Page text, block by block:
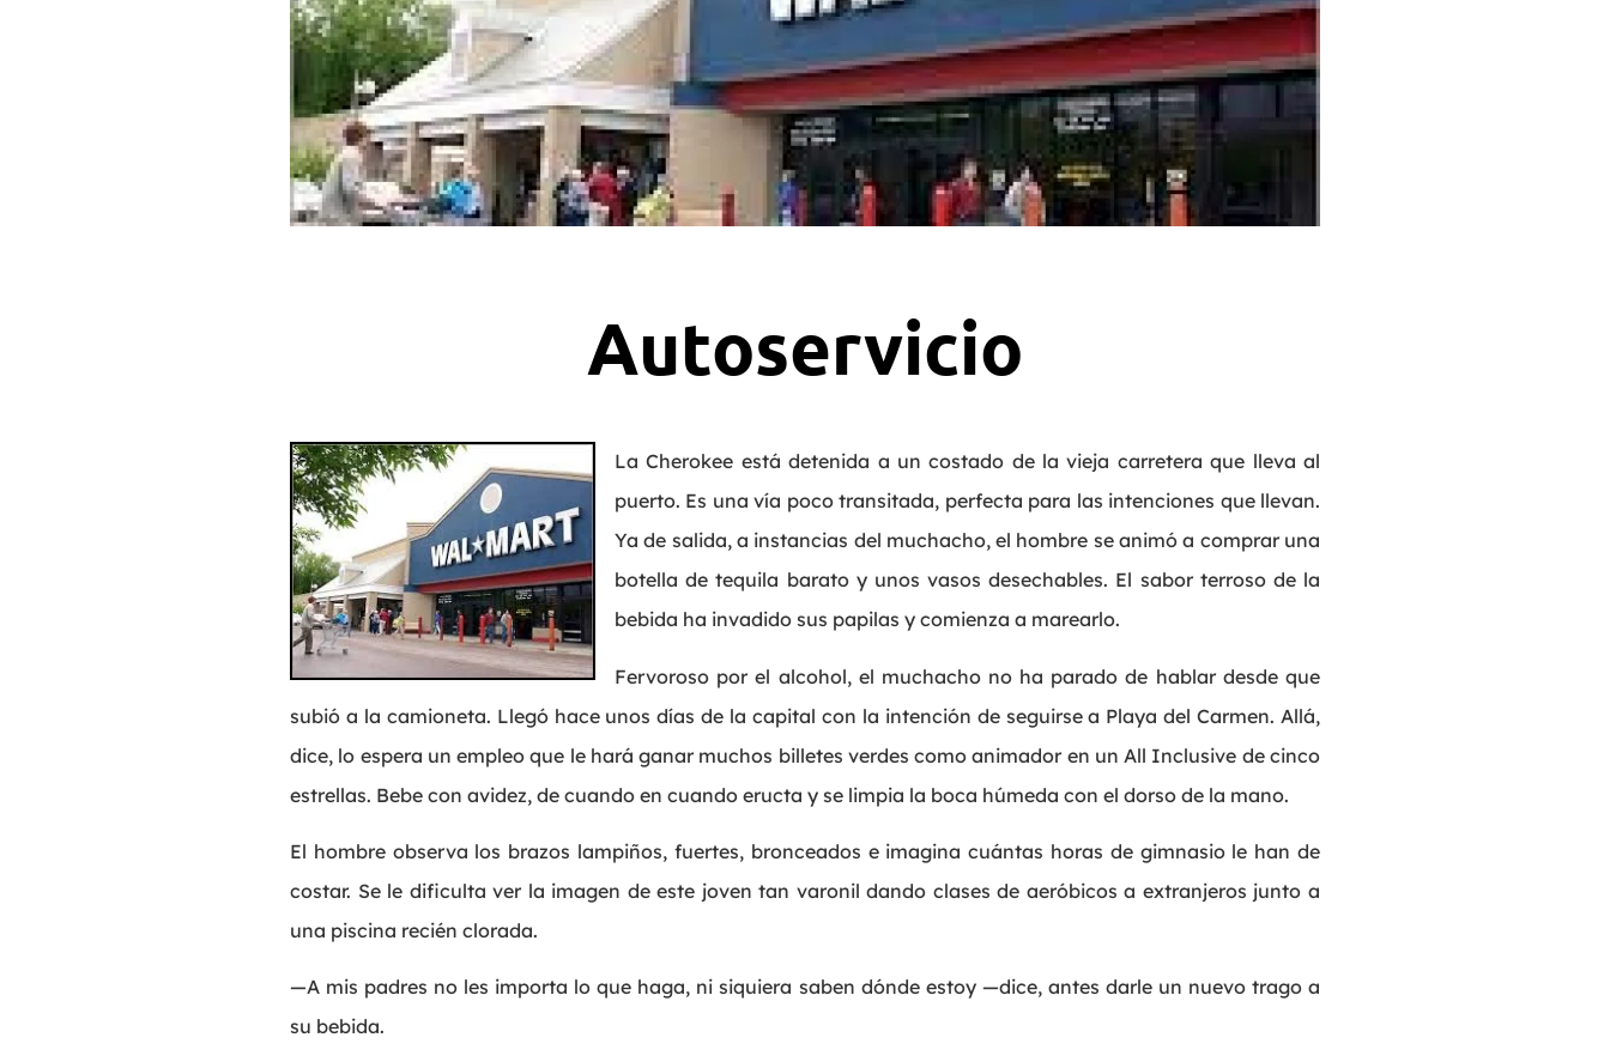
Autoservicio
La Cherokee está detenida a un costado de la vieja carretera que lleva al
puerto. Es una vía poco transitada, perfecta para las intenciones que llevan.
Ya de salida, a instancias del muchacho, el hombre se animó a comprar una
botella de tequila barato y unos vasos desechables. El sabor terroso de la
bebida ha invadido sus papilas y comienza a marearlo.
Fervoroso por el alcohol, el muchacho no ha parado de hablar desde que
subió a la camioneta. Llegó hace unos días de la capital con la intención de seguirse a Playa del Carmen. Allá,
dice, lo espera un empleo que le hará ganar muchos billetes verdes como animador en un All Inclusive de cinco
estrellas. Bebe con avidez, de cuando en cuando eructa y se limpia la boca húmeda con el dorso de la mano.
El hombre observa los brazos lampiños, fuertes, bronceados e imagina cuántas horas de gimnasio le han de
costar. Se le dificulta ver la imagen de este joven tan varonil dando clases de aeróbicos a extranjeros junto a
una piscina recién clorada.
—A mis padres no les importa lo que haga, ni siquiera saben dónde estoy —dice, antes darle un nuevo trago a
su bebida.